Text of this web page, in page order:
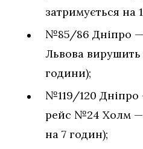
затримується на
№85/86 Дніпро —
Львова вирушить
години);
№119/120
рейс №24 Холм —
на 7 годин);